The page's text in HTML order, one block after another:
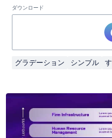
ダウンロード
グラデーション シンプル